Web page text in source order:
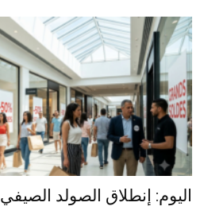
اليوم: إنطلاق الصولد الصيفي